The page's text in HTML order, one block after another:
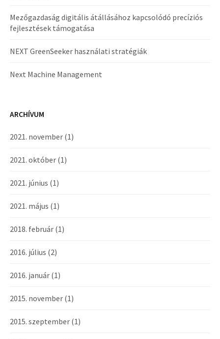
Mezőgazdaság digitális átállásához kapcsolódó precíziós
fejlesztések támogatása
NEXT GreenSeeker használati stratégiák
Next Machine Management
ARCHÍVUM
2021. november (1)
2021. október (1)
2021. június (1)
2021. május (1)
2018. február (1)
2016. július (2)
2016. január (1)
2015. november (1)
2015. szeptember (1)